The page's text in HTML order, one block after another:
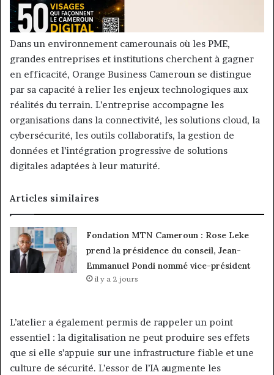
Dans un environnement camerounais où les PME,
grandes entreprises et institutions cherchent à gagner
en efficacité, Orange Business Cameroun se distingue
par sa capacité à relier les enjeux technologiques aux
réalités du terrain. L’entreprise accompagne les
organisations dans la connectivité, les solutions cloud, la
cybersécurité, les outils collaboratifs, la gestion de
données et l’intégration progressive de solutions
digitales adaptées à leur maturité.
Articles similaires
Fondation MTN Cameroun : Rose Leke
prend la présidence du conseil, Jean-
Emmanuel Pondi nommé vice-président
il y a 2 jours
L’atelier a également permis de rappeler un point
essentiel : la digitalisation ne peut produire ses effets
que si elle s’appuie sur une infrastructure fiable et une
culture de sécurité. L’essor de l’IA augmente les